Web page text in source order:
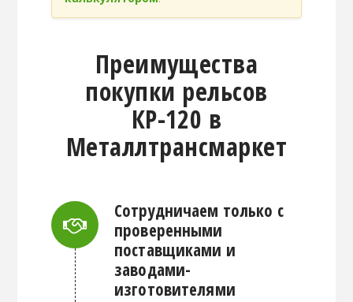
Преимущества
покупки рельсов
КР-120 в
Металлтрансмаркет
Connector.
Сотрудничаем только с
проверенными
поставщиками и
заводами-
изготовителями